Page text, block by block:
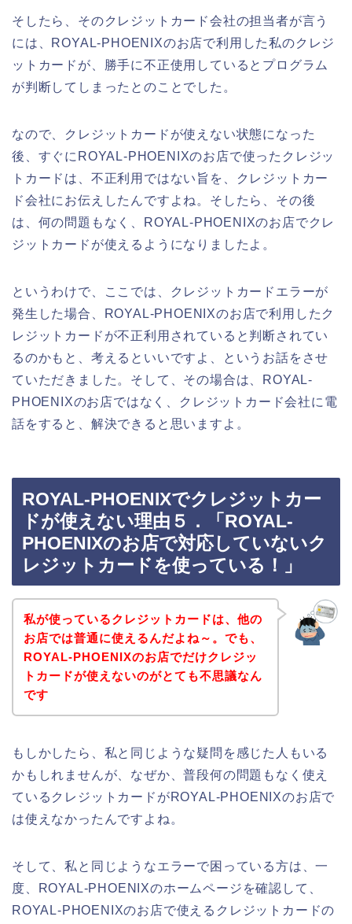
そしたら、そのクレジットカード会社の担当者が言う
には、ROYAL-PHOENIXのお店で利用した私のクレジ
ットカードが、勝手に不正使用しているとプログラム
が判断してしまったとのことでした。
なので、クレジットカードが使えない状態になった
後、すぐにROYAL-PHOENIXのお店で使ったクレジッ
トカードは、不正利用ではない旨を、クレジットカー
ド会社にお伝えしたんですよね。そしたら、その後
は、何の問題もなく、ROYAL-PHOENIXのお店でクレ
ジットカードが使えるようになりましたよ。
というわけで、ここでは、クレジットカードエラーが
発生した場合、ROYAL-PHOENIXのお店で利用したク
レジットカードが不正利用されていると判断されてい
るのかもと、考えるといいですよ、というお話をさせ
ていただきました。そして、その場合は、ROYAL-
PHOENIXのお店ではなく、クレジットカード会社に電
話をすると、解決できると思いますよ。
ROYAL-PHOENIXでクレジットカー
ドが使えない理由５．「ROYAL-
PHOENIXのお店で対応していないク
レジットカードを使っている！」
私が使っているクレジットカードは、他の
お店では普通に使えるんだよね～。でも、
ROYAL-PHOENIXのお店でだけクレジッ
トカードが使えないのがとても不思議なん
です
もしかしたら、私と同じような疑問を感じた人もいる
かもしれませんが、なぜか、普段何の問題もなく使え
ているクレジットカードがROYAL-PHOENIXのお店で
は使えなかったんですよね。
そして、私と同じようなエラーで困っている方は、一
度、ROYAL-PHOENIXのホームページを確認して、
ROYAL-PHOENIXのお店で使えるクレジットカードの